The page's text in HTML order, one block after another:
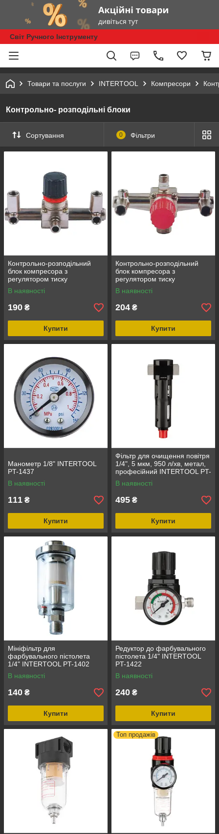
Світ Ручного Інструменту
Товари та послуги INTERTOOL Компресори
Контрольно- розподільні блоки
Сортування 0 Фільтри
Контрольно-розподільний
блок компресора з
регулятором тиску
INTERTOOL PT-9091
В наявності
190 ₴
Купити
Контрольно-розподільний
блок компресора з
регулятором тиску
INTERTOOL PT-9092
В наявності
204 ₴
Купити
Манометр 1/8" INTERTOOL
PT-1437
В наявності
111 ₴
Купити
Фільтр для очищення повітря
1/4", 5 мкм, 950 л/хв, метал,
професійний INTERTOOL PT-
1416
В наявності
495 ₴
Купити
Мініфільтр для
фарбувального пістолета
1/4" INTERTOOL PT-1402
В наявності
140 ₴
Купити
Редуктор до фарбувального
пістолета 1/4" INTERTOOL
PT-1422
В наявності
240 ₴
Купити
Топ продажів